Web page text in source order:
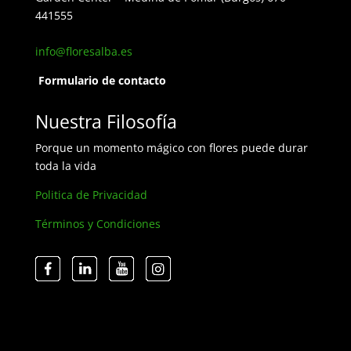
441555
info@floresalba.es
Formulario de contacto
Nuestra Filosofía
Porque un momento mágico con flores puede durar
toda la vida
Politica de Privacidad
Términos y Condiciones